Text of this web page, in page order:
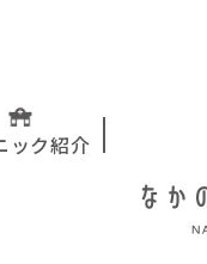
ック紹介